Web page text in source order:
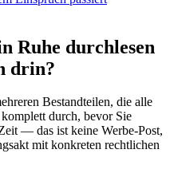
Ruhe durchlesen
drin?
Bestandteilen, die alle
durch, bevor Sie
— das ist keine Werbe-Post,
mit konkreten rechtlichen